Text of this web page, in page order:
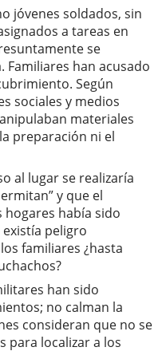
jóvenes soldados, sin
a tareas en
se
han acusado
Según
sociales y medios
materiales
preparación ni el
al lugar se realizaría
y que el
hogares había sido
peligro
familiares ¿hasta
han sido
no calman la
consideran que no se
para localizar a los